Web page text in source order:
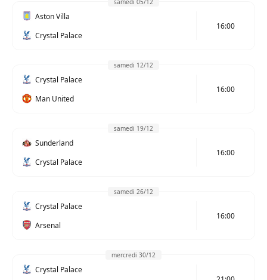
samedi 05/12
Aston Villa
Crystal Palace
16:00
samedi 12/12
Crystal Palace
Man United
16:00
samedi 19/12
Sunderland
Crystal Palace
16:00
samedi 26/12
Crystal Palace
Arsenal
16:00
mercredi 30/12
Crystal Palace